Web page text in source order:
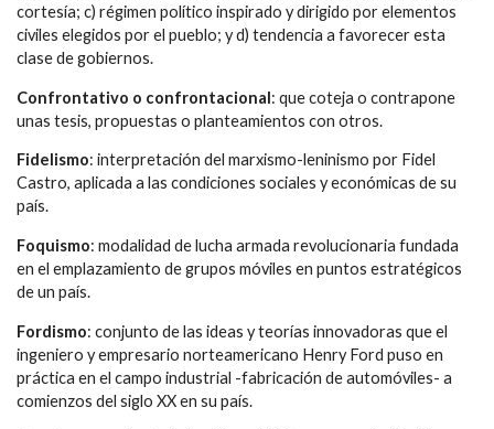
cortesía; c) régimen político inspirado y dirigido por elementos
civiles elegidos por el pueblo; y d) tendencia a favorecer esta
clase de gobiernos.
Confrontativo o confrontacional: que coteja o contrapone
unas tesis, propuestas o planteamientos con otros.
Fidelismo: interpretación del marxismo-leninismo por Fidel
Castro, aplicada a las condiciones sociales y económicas de su
país.
Foquismo: modalidad de lucha armada revolucionaria fundada
en el emplazamiento de grupos móviles en puntos estratégicos
de un país.
Fordismo: conjunto de las ideas y teorías innovadoras que el
ingeniero y empresario norteamericano Henry Ford puso en
práctica en el campo industrial -fabricación de automóviles- a
comienzos del siglo XX en su país.